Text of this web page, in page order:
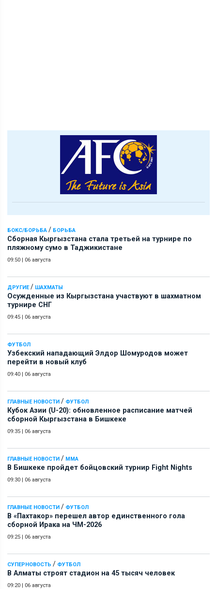
БОКС/БОРЬБА / БОРЬБА
Сборная Кыргызстана стала третьей на турнире по
пляжному сумо в Таджикистане
09:50 | 06 августа
ДРУГИЕ/ ШАХМАТЫ
Осужденные из Кыргызстана участвуют в шахматном
турнире СНГ
09:45 | 06 августа
ФУТБОЛ
Узбекский нападающий Элдор Шомуродов может
перейти в новый клуб
09:40 | 06 августа
ГЛАВНЫЕ НОВОСТИ / ФУТБОЛ
Кубок Азии (U-20): обновленное расписание матчей
сборной Кыргызстана в Бишкеке
09:35 | 06 августа
ГЛАВНЫЕ НОВОСТИ / ММА
В Бишкеке пройдет бойцовский турнир Fight Nights
09:30 | 06 августа
ГЛАВНЫЕ НОВОСТИ / ФУТБОЛ
В «Пахтакор» перешел автор единственного гола
сборной Ирака на ЧМ-2026
09:25 | 06 августа
СУПЕРНОВОСТЬ / ФУТБОЛ
В Алматы строят стадион на 45 тысяч человек
09:20 | 06 августа